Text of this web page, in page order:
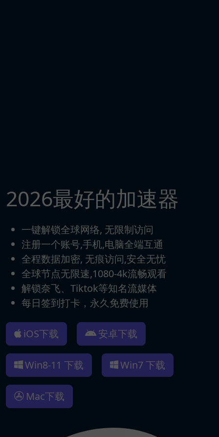
2026最好的加速器
一键解锁全球网络, 无限制访问
注册一个账号,手机,电脑全端互通
全程数据加密, 无痕访问,安全无忧
全球节点无限速,1080-4k流畅观看
解锁奈飞、Tiktok等知名流媒体
每日签到打卡，永久免费使用
iOS下载 安卓下载
Win8-11 下载 Win7 下载
Mac下载